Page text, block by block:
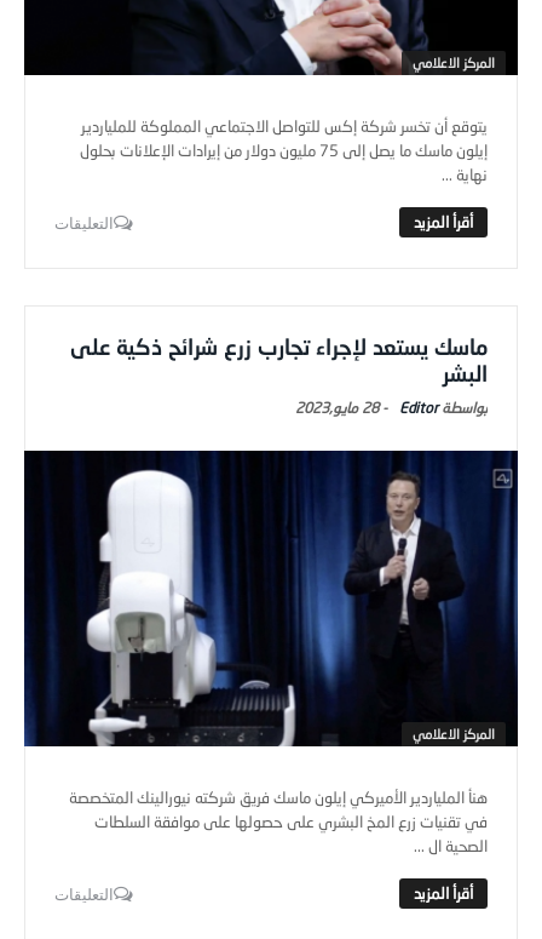
المركز الاعلامي
يتوقع أن تخسر شركة إكس للتواصل الاجتماعي المملوكة للملياردير
إيلون ماسك ما يصل إلى 75 مليون دولار من إيرادات الإعلانات بحلول
نهاية ...
التعليقات
ماسك يستعد لإجراء تجارب زرع شرائح ذكية على
البشر
Editor
-28 مايو,2023
المركز الاعلامي
هنأ الملياردير الأميركي إيلون ماسك فريق شركته نيورالينك المتخصصة
في تقنيات زرع المخ البشري على حصولها على موافقة السلطات
الصحية ال ...
التعليقات